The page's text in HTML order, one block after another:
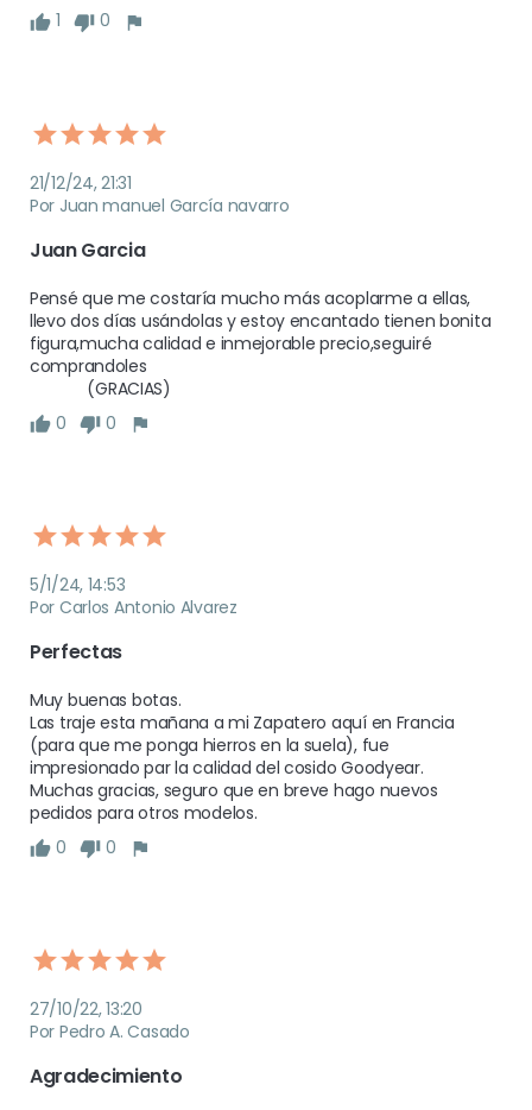
1
0
21/12/24, 21:31
Por Juan manuel García navarro
Juan Garcia
Pensé que me costaría mucho más acoplarme a ellas,
llevo dos días usándolas y estoy encantado tienen bonita
figura,mucha calidad e inmejorable precio,seguiré
comprandoles
             (GRACIAS)
0
0
5/1/24, 14:53
Por Carlos Antonio Alvarez
Perfectas
Muy buenas botas.
Las traje esta mañana a mi Zapatero aquí en Francia
(para que me ponga hierros en la suela), fue
impresionado par la calidad del cosido Goodyear.
Muchas gracias, seguro que en breve hago nuevos
pedidos para otros modelos.
0
0
27/10/22, 13:20
Por Pedro A. Casado
Agradecimiento